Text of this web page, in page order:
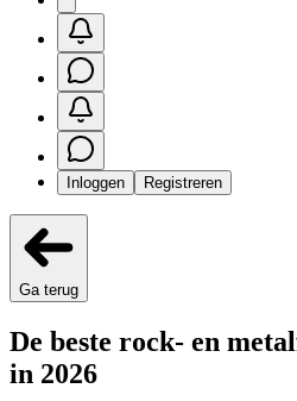
Inloggen Registreren
Ga terug
De beste rock- en
in 2026